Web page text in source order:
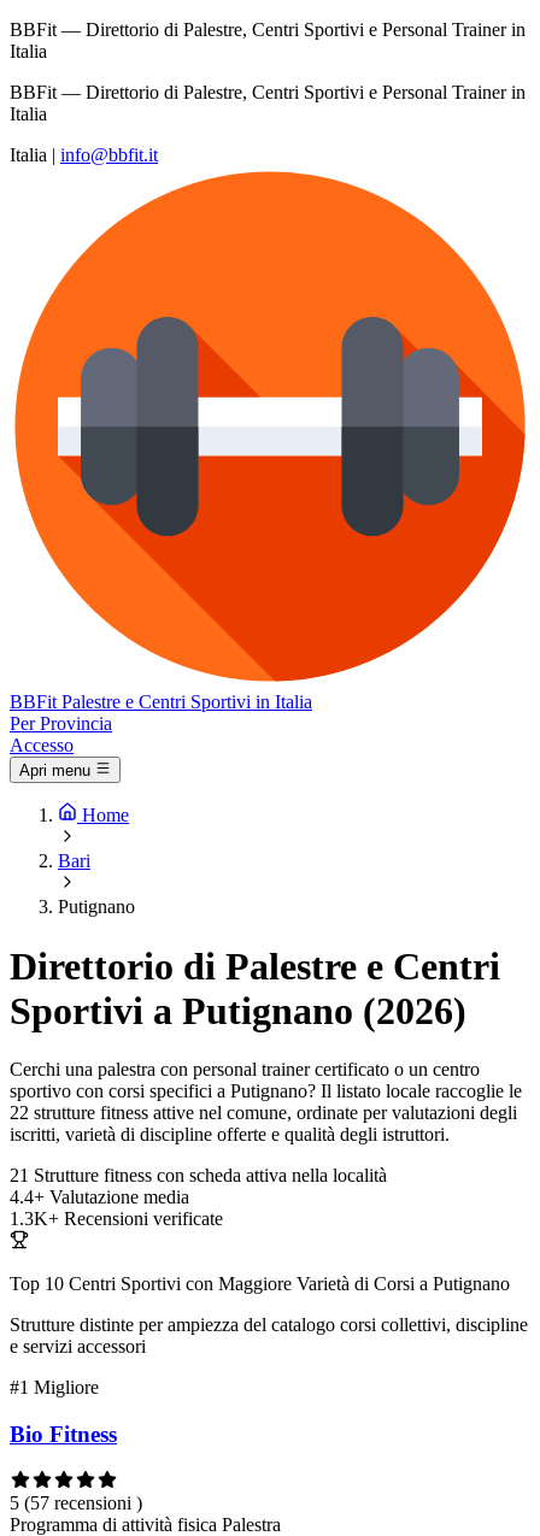
BBFit — Direttorio di Palestre, Centri Sportivi e Personal Trainer in
Italia
BBFit — Direttorio di Palestre, Centri Sportivi e Personal Trainer in
Italia
Italia | info@bbfit.it
BBFit Palestre e Centri Sportivi in Italia
Per Provincia
Accesso
Apri menu
Home
Bari
Putignano
Direttorio di Palestre e Centri
Sportivi a Putignano (2026)
Cerchi una palestra con personal trainer certificato o un centro
sportivo con corsi specifici a Putignano? Il listato locale raccoglie le
22 strutture fitness attive nel comune, ordinate per valutazioni degli
iscritti, varietà di discipline offerte e qualità degli istruttori.
21 Strutture fitness con scheda attiva nella località
4.4+ Valutazione media
1.3K+ Recensioni verificate
Top 10 Centri Sportivi con Maggiore Varietà di Corsi a Putignano
Strutture distinte per ampiezza del catalogo corsi collettivi, discipline
e servizi accessori
#1 Migliore
Bio Fitness
5 (57 recensioni )
Programma di attività fisica Palestra